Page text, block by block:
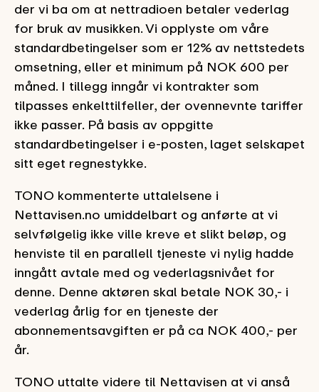
der vi ba om at nettradioen betaler vederlag
for bruk av musikken. Vi opplyste om våre
standardbetingelser som er 12% av nettstedets
omsetning, eller et minimum på NOK 600 per
måned. I tillegg inngår vi kontrakter som
tilpasses enkelttilfeller, der ovennevnte tariffer
ikke passer. På basis av oppgitte
standardbetingelser i e-posten, laget selskapet
sitt eget regnestykke.
TONO kommenterte uttalelsene i
Nettavisen.no umiddelbart og anførte at vi
selvfølgelig ikke ville kreve et slikt beløp, og
henviste til en parallell tjeneste vi nylig hadde
inngått avtale med og vederlagsnivået for
denne. Denne aktøren skal betale NOK 30,- i
vederlag årlig for en tjeneste der
abonnementsavgiften er på ca NOK 400,- per
år.
TONO uttalte videre til Nettavisen at vi anså